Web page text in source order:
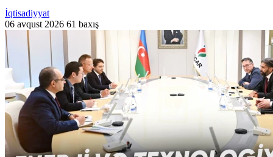
İqtisadiyyat
06 avqust 2026 61 baxış